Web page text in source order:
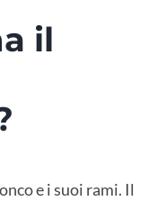
il
e i suoi rami. Il